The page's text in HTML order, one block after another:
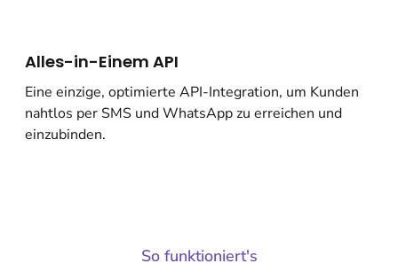
Alles-in-Einem API
Eine einzige, optimierte API-Integration, um Kunden
nahtlos per SMS und WhatsApp zu erreichen und
einzubinden.
So funktioniert's